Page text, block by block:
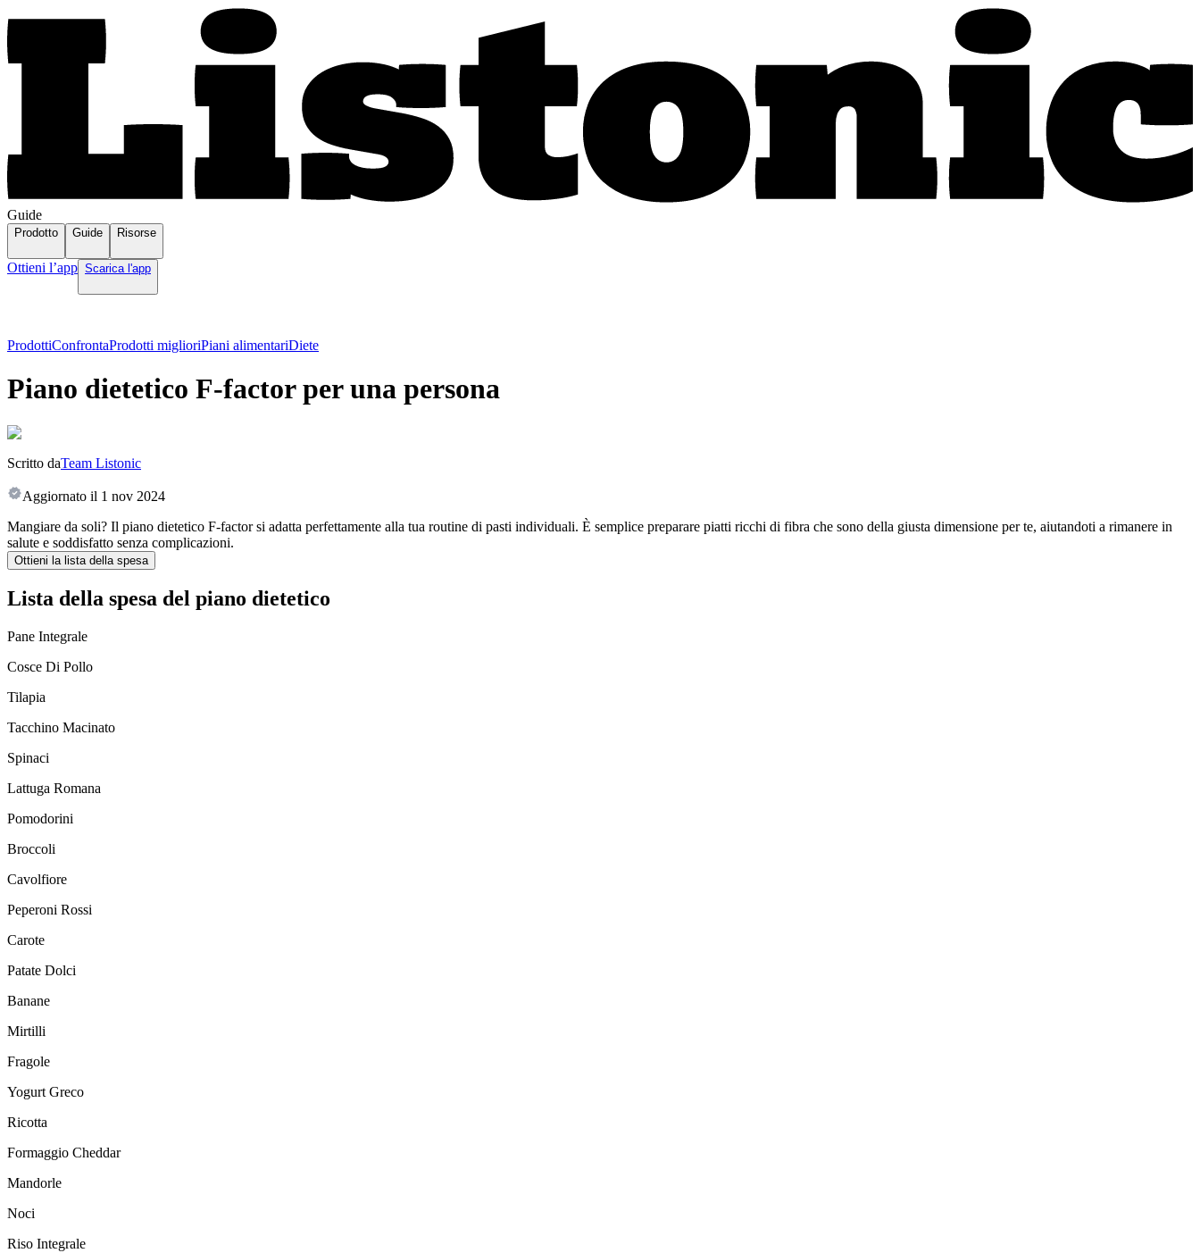
Guide
Prodotto Guide Risorse
Ottieni l’app Scarica l'app
ProdottiConfrontaProdotti miglioriPiani alimentariDiete
Piano dietetico F-factor per una persona
Scritto daTeam Listonic
Aggiornato il 1 nov 2024
Mangiare da soli? Il piano dietetico F-factor si adatta perfettamente alla tua routine di pasti individuali. È semplice preparare piatti ricchi di fibra che sono della giusta dimensione per te, aiutandoti a rimanere in
salute e soddisfatto senza complicazioni.
Ottieni la lista della spesa
Lista della spesa del piano dietetico
Pane Integrale
Cosce Di Pollo
Tilapia
Tacchino Macinato
Spinaci
Lattuga Romana
Pomodorini
Broccoli
Cavolfiore
Peperoni Rossi
Carote
Patate Dolci
Banane
Mirtilli
Fragole
Yogurt Greco
Ricotta
Formaggio Cheddar
Mandorle
Noci
Riso Integrale